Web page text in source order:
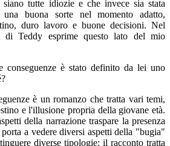
siano tutte idiozie e che invece sia stata
una buona sorte nel momento adatto,
duro lavoro e buone decisioni. Nel
di Teddy esprime questo lato del mio
è stato definito da lei uno
è un romanzo che tratta vari temi,
e l'illusione propria della giovane età.
della narrazione traspare la presenza
a vedere diversi aspetti della "bugia"
diverse tipologie: il racconto tratta